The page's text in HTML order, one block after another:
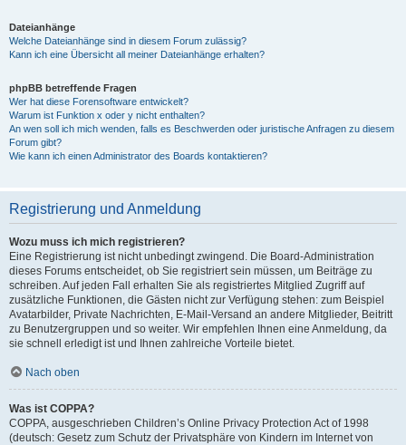
Dateianhänge
Welche Dateianhänge sind in diesem Forum zulässig?
Kann ich eine Übersicht all meiner Dateianhänge erhalten?
phpBB betreffende Fragen
Wer hat diese Forensoftware entwickelt?
Warum ist Funktion x oder y nicht enthalten?
An wen soll ich mich wenden, falls es Beschwerden oder juristische Anfragen zu diesem
Forum gibt?
Wie kann ich einen Administrator des Boards kontaktieren?
Registrierung und Anmeldung
Wozu muss ich mich registrieren?
Eine Registrierung ist nicht unbedingt zwingend. Die Board-Administration
dieses Forums entscheidet, ob Sie registriert sein müssen, um Beiträge zu
schreiben. Auf jeden Fall erhalten Sie als registriertes Mitglied Zugriff auf
zusätzliche Funktionen, die Gästen nicht zur Verfügung stehen: zum Beispiel
Avatarbilder, Private Nachrichten, E-Mail-Versand an andere Mitglieder, Beitritt
zu Benutzergruppen und so weiter. Wir empfehlen Ihnen eine Anmeldung, da
sie schnell erledigt ist und Ihnen zahlreiche Vorteile bietet.
Nach oben
Was ist COPPA?
COPPA, ausgeschrieben Children’s Online Privacy Protection Act of 1998
(deutsch: Gesetz zum Schutz der Privatsphäre von Kindern im Internet von